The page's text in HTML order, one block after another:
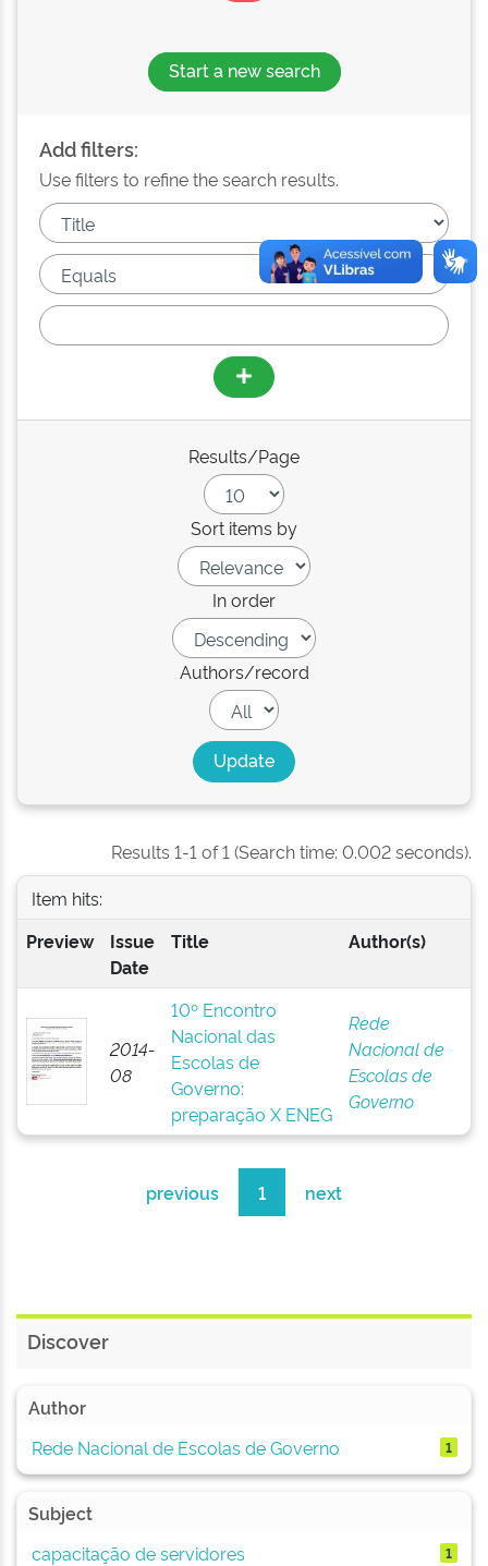
Start a new search
Add filters:
Use filters to refine the search results.
Results/Page
Sort items by
In order
Authors/record
Results 1-1 of 1 (Search time: 0.002 seconds).
Item hits:
Preview
Issue
Date
Title Author(s)
2014-
08
10º Encontro
Nacional das
Escolas de
Governo:
preparação X ENEG
Rede
Nacional de
Escolas de
Governo
previous 1 next
Discover
Author
Rede Nacional de Escolas de Governo
1
Subject
capacitação de servidores
1